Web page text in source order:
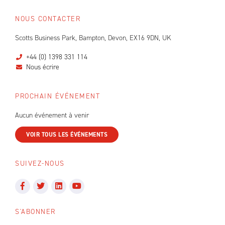
NOUS CONTACTER
Scotts Business Park, Bampton, Devon, EX16 9DN, UK
+44 (0) 1398 331 114
Nous écrire
PROCHAIN ÉVÉNEMENT
Aucun événement à venir
VOIR TOUS LES ÉVÉNEMENTS
SUIVEZ-NOUS
S'ABONNER